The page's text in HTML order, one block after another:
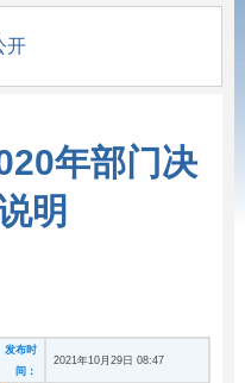
开
年部门决
明
发布时
间：
2021年10月29日 08:47